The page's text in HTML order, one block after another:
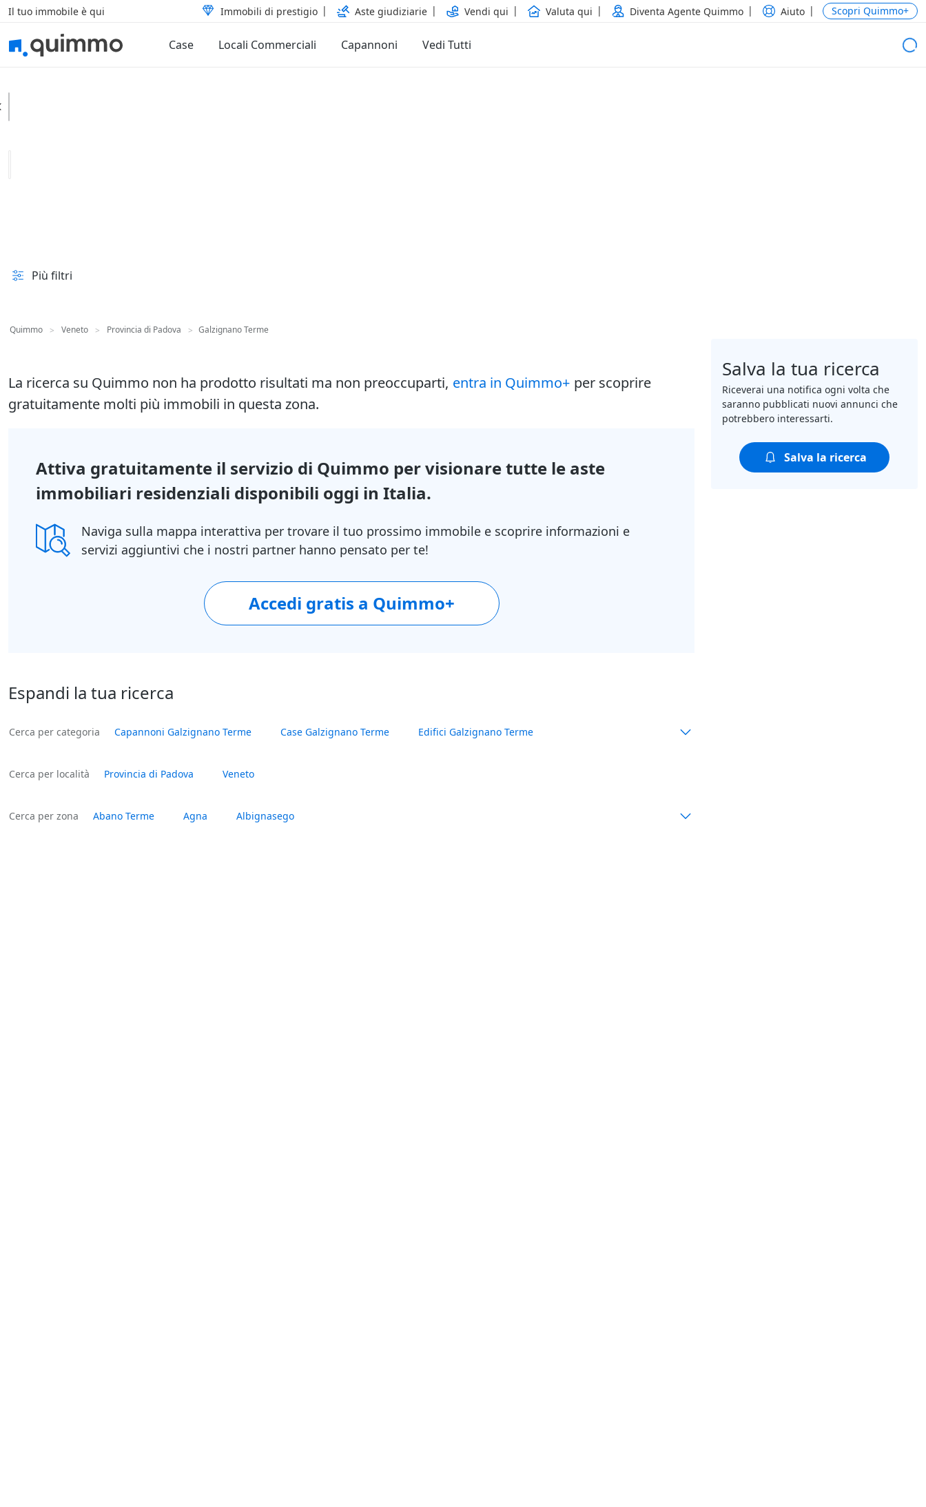
Il tuo immobile è qui Immobili di prestigio Aste giudiziarie Vendi qui Valuta qui Diventa Agente Quimmo Aiuto Scopri Quimmo+
Case Locali Commerciali Capannoni Vedi Tutti
Più filtri
Quimmo > Veneto > Provincia di Padova > Galzignano Terme
La ricerca su Quimmo non ha prodotto risultati ma non preoccuparti, entra in Quimmo+ per scoprire
gratuitamente molti più immobili in questa zona.
Attiva gratuitamente il servizio di Quimmo per visionare tutte le aste
immobiliari residenziali disponibili oggi in Italia.
Naviga sulla mappa interattiva per trovare il tuo prossimo immobile e scoprire informazioni e
servizi aggiuntivi che i nostri partner hanno pensato per te!
Accedi gratis a Quimmo+
Espandi la tua ricerca
Cerca per categoria Capannoni Galzignano Terme Case Galzignano Terme Edifici Galzignano Terme
Cerca per località Provincia di Padova Veneto
Cerca per zona Abano Terme Agna Albignasego
Salva la tua ricerca
Riceverai una notifica ogni volta che
saranno pubblicati nuovi annunci che
potrebbero interessarti.
Salva la ricerca